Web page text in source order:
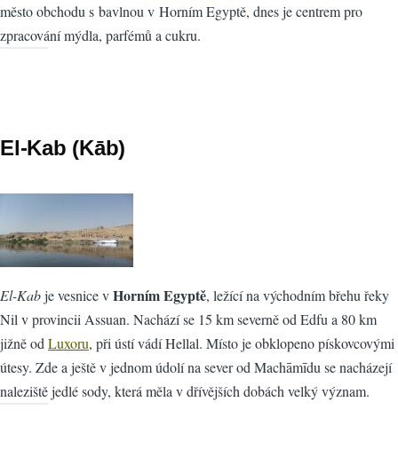
město obchodu s bavlnou v Horním Egyptě, dnes je centrem pro
zpracování mýdla, parfémů a cukru.
El-Kab (Kāb)
El-Kabje vesnice vHorním Egyptě, ležící na východním břehu řeky
Nil v provincii Assuan. Nachází se 15 km severně od Edfu a 80 km
jižně odLuxoru, při ústí vádí Hellal. Místo je obklopeno pískovcovými
útesy. Zde a ještě v jednom údolí na sever od Machāmīdu se nacházejí
naleziště jedlé sody, která měla v dřívějších dobách velký význam.